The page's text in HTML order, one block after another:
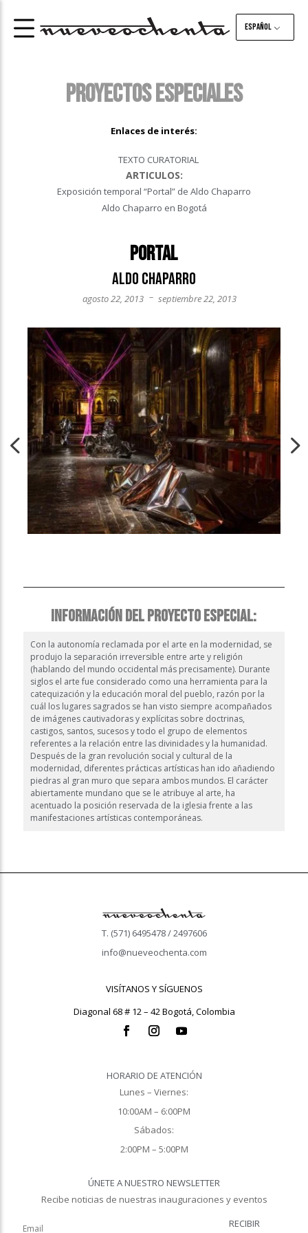
Español
PROYECTOS ESPECIALES
Enlaces de interés:
TEXTO CURATORIAL
ARTICULOS:
Exposición temporal “Portal” de Aldo Chaparro
Aldo Chaparro en Bogotá
Portal
Aldo Chaparro
agosto 22, 2013 – septiembre 22, 2013
INFORMACIÓN DEL PROYECTO ESPECIAL:
Con la autonomía reclamada por el arte en la modernidad, se
produjo la separación irreversible entre arte y religión
(hablando del mundo occidental más precisamente). Durante
siglos el arte fue considerado como una herramienta para la
catequización y la educación moral del pueblo, razón por la
cuál los lugares sagrados se han visto siempre acompañados
de imágenes cautivadoras y explícitas sobre doctrinas,
castigos, santos, sucesos y todo el grupo de elementos
referentes a la relación entre las divinidades y la humanidad.
Después de la gran revolución social y cultural de la
modernidad, diferentes prácticas artísticas han ido añadiendo
piedras al gran muro que separa ambos mundos. El carácter
abiertamente mundano que se le atribuye al arte, ha
acentuado la posición reservada de la iglesia frente a las
manifestaciones artísticas contemporáneas.
T. (571) 6495478 / 2497606
info@nueveochenta.com
VISÍTANOS Y SÍGUENOS
Diagonal 68 # 12 – 42 Bogotá, Colombia
HORARIO DE ATENCIÓN
Lunes – Viernes:
10:00AM – 6:00PM
Sábados:
2:00PM – 5:00PM
ÚNETE A NUESTRO NEWSLETTER
Recibe noticias de nuestras inauguraciones y eventos
RECIBIR